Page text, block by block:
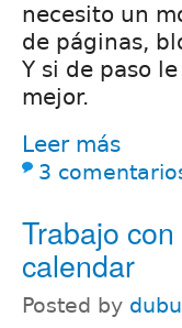
necesito un
de páginas,
Y si de paso
mejor.
Leer más
3
Trabajo
calendar
Posted by